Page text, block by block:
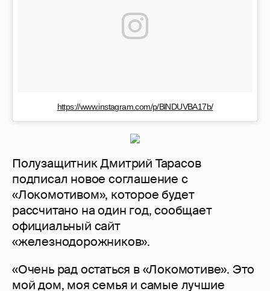
https://www.instagram.com/p/BlNDUVBA17b/
Полузащитник Дмитрий Тарасов
подписал новое соглашение с
«Локомотивом», которое будет
рассчитано на один год, сообщает
официальный сайт
«железнодорожников».
«Очень рад остаться в «Локомотиве». Это
мой дом, моя семья и самые лучшие